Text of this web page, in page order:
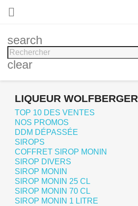

search
clear
LIQUEUR WOLFBERGER
TOP 10 DES VENTES
NOS PROMOS
DDM DÉPASSÉE
SIROPS
COFFRET SIROP MONIN
SIROP DIVERS
SIROP MONIN
SIROP MONIN 25 CL
SIROP MONIN 70 CL
SIROP MONIN 1 LITRE